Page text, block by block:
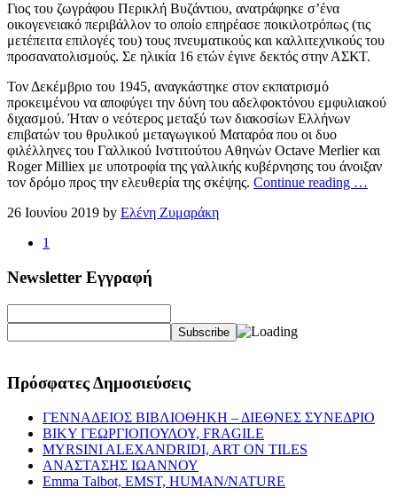
Γιος του ζωγράφου Περικλή Βυζάντιου, ανατράφηκε σ’ένα
οικογενειακό περιβάλλον το οποίο επηρέασε ποικιλοτρόπως (τις
μετέπειτα επιλογές του) τους πνευματικούς και καλλιτεχνικούς του
προσανατολισμούς. Σε ηλικία 16 ετών έγινε δεκτός στην ΑΣΚΤ.
Τον Δεκέμβριο του 1945, αναγκάστηκε στον εκπατρισμό
προκειμένου να αποφύγει την δύνη του αδελφοκτόνου εμφυλιακού
διχασμού. Ήταν ο νεότερος μεταξύ των διακοσίων Ελλήνων
επιβατών του θρυλικού μεταγωγικού Ματαρόα που οι δυο
φιλέλληνες του Γαλλικού Ινστιτούτου Αθηνών Octave Merlier και
Roger Milliex με υποτροφία της γαλλικής κυβέρνησης του άνοιξαν
τον δρόμο προς την ελευθερία της σκέψης. Continue reading …
26 Ιουνίου 2019 by Ελένη Ζυμαράκη
1
Newsletter Εγγραφή
Πρόσφατες Δημοσιεύσεις
ΓΕΝΝΑΔΕΙΟΣ ΒΙΒΛΙΟΘΗΚΗ – ΔΙΕΘΝΕΣ ΣΥΝΕΔΡΙΟ
ΒΙΚΥ ΓΕΩΡΓΙΟΠΟΥΛΟΥ, FRAGILE
MYRSINI ALEXANDRIDI, ART ON TILES
ΑΝΑΣΤΑΣΗΣ ΙΩΑΝΝΟΥ
Emma Talbot, EMST, HUMAN/NATURE